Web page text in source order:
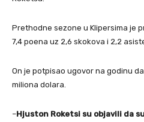
Prethodne sezone u Klipersima je
7,4 poena uz 2,6 skokova i 2,2
On je potpisao ugovor na godinu
miliona dolara.
–Hjuston Roketsi su objavili da